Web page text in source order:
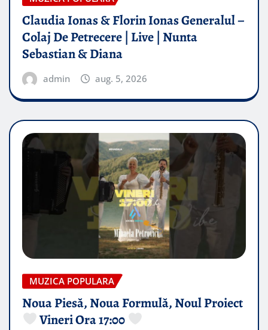
Claudia Ionas & Florin Ionas Generalul –
Colaj De Petrecere | Live | Nunta
Sebastian & Diana
admin aug. 5, 2026
MUZICA POPULARA
Noua Piesă, Noua Formulă, Noul Proiect
Vineri Ora 17:00